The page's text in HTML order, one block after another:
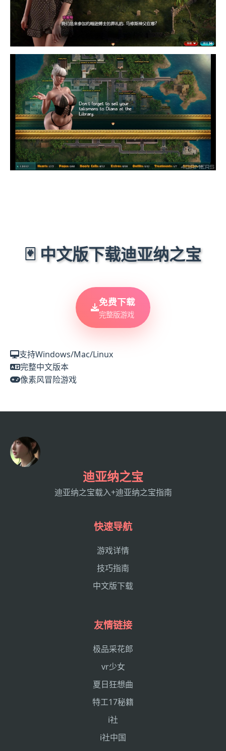
🃏 中文版下载迪亚纳之宝
免费下载
完整版游戏
支持Windows/Mac/Linux
完整中文版本
像素风冒险游戏
迪亚纳之宝
迪亚纳之宝载入+迪亚纳之宝指南
快速导航
游戏详情
技巧指南
中文版下载
友情链接
极品采花郎
vr少女
夏日狂想曲
特工17秘籍
i社
i社中国